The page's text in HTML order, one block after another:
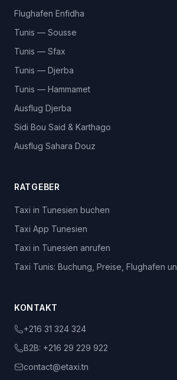
Flughafen Enfidha
Tunis — Sousse
Tunis — Sfax
Tunis — Djerba
Tunis — Hammamet
Ausflug Djerba
Sidi Bou Said & Karthago
Ausflug Sahara Douz
RATGEBER
Taxi in Tunesien buchen
Taxi App Tunesien
Taxi in Tunesien anrufen
Taxi Tunis: Buchung, Preise, Flughafen
KONTAKT
+216 31 324 324
B2B: +216 29 229 922
contact@etaxi.tn